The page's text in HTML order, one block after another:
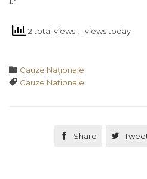
2 total views , 1 views today
 Category
Cauze Naţionale
 Tags
Cauze Nationale
 Share 